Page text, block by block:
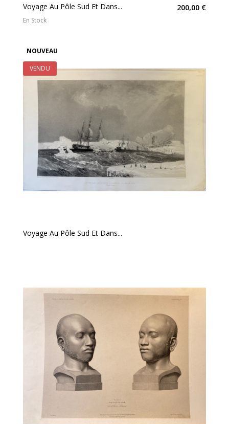
Voyage Au Pôle Sud Et Dans... 200,00 €
En Stock
NOUVEAU
Voyage Au Pôle Sud Et Dans...
VENDU